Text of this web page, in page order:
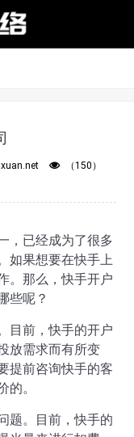
（150）
，已经成为了很多
如果想要在快手上
。那么，快手开户
些呢？
目前，快手的开户
放需求而有所变
提前咨询快手的客
的。
题。目前，快手的